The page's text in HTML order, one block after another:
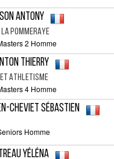
Antony
LA POMMERAYE
2 Homme
Thierry
ATHLETISME
4 Homme
CHEVIET Sébastien
Homme
Yéléna